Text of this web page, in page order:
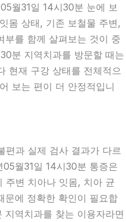
월31일 14시30분 눈에 보
몸 상태, 기존 보철물 주변,
부를 함께 살펴보는 것이 중
분 지역치과를 방문할 때는
현재 구강 상태를 전체적으
보는 편이 더 안정적입니
편과 실제 검사 결과가 다르
월31일 14시30분 통증은
주변 치아나 잇몸, 치아 균
문에 정확한 확인이 필요합
역치과를 찾는 이용자라면